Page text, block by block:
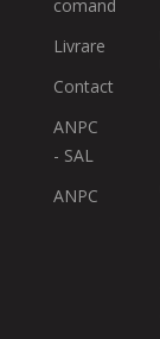
comand
Livrare
Contact
ANPC
- SAL
ANPC